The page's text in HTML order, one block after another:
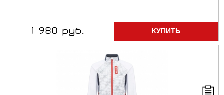
1 980 руб.